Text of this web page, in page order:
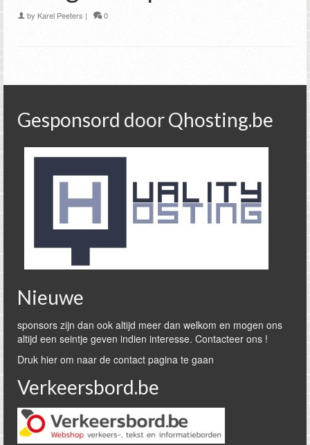
by Karel Peeters | 0
Gesponsord door Qhosting.be
Nieuwe
sponsors zijn dan ook altijd meer dan welkom en mogen ons
altijd een seintje geven indien interesse. Contacteer ons !
Druk hier om naar de contact pagina te gaan
Verkeersbord.be